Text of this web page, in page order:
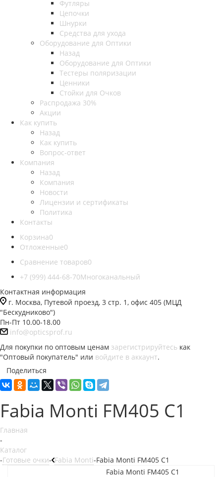
Футляры
Цепочки
Шнурки
Средства для ухода
Оборудование для Оптики
Назад
Оборудование для Оптики
Тестеры поляризации
Ценники
Стойки для Очков
Распродажа 30%
Акции
Как купить
Назад
Как купить
Вопрос-ответ
Компания
Назад
Компания
Новости
Лицензии и сертификаты
Политика
Контакты
Корзина0
Отложенные0
Сравнение товаров0
+7 (999) 444-68-70Многоканальный
Контактная информация
г. Москва, Путевой проезд, 3 стр. 1, офис 405 (МЦД
"Бескудниково")
Пн-Пт 10.00-18.00
info@opticsprof.ru
Для покупки по оптовым ценам зарегистрируйтесь как
"Оптовый покупатель" или войдите в аккаунт.
Поделиться
Fabia Monti FM405 C1
Главная
-
Каталог
-Готовые очки- Fabia Monti-Fabia Monti FM405 C1
Fabia Monti FM405 C1